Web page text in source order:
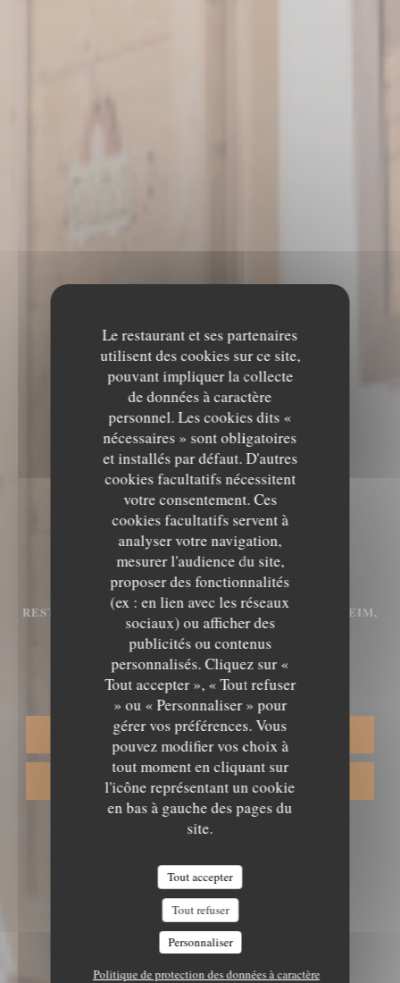
Le restaurant et ses partenaires
utilisent des cookies sur ce site,
pouvant impliquer la collecte
de données à caractère
personnel. Les cookies dits «
nécessaires » sont obligatoires
et installés par défaut. D'autres
cookies facultatifs nécessitent
votre consentement. Ces
cookies facultatifs servent à
analyser votre navigation,
mesurer l'audience du site,
proposer des fonctionnalités
(ex : en lien avec les réseaux
sociaux) ou afficher des
publicités ou contenus
personnalisés. Cliquez sur «
Tout accepter », « Tout refuser
» ou « Personnaliser » pour
gérer vos préférences. Vous
pouvez modifier vos choix à
tout moment en cliquant sur
l'icône représentant un cookie
en bas à gauche des pages du
site.
Tout accepter
Tout refuser
Personnaliser
Politique de protection des données à caractère
RESTAURANT TRADITIONNEL ALSACIEN•
PLOBSHEIM,
STRASBOURG
AUBERGE DU MOULIN
RÉSERVER
VENTE À EMPORTER